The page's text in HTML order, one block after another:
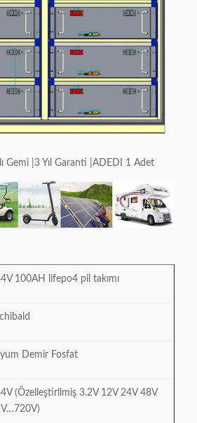
Gemi |3 Yıl Garanti |ADEDI 1 Adet
100AH ​​lifepo4 pil takımı
Demir Fosfat
(Özelleştirilmiş 3.2V 12V 24V 48V